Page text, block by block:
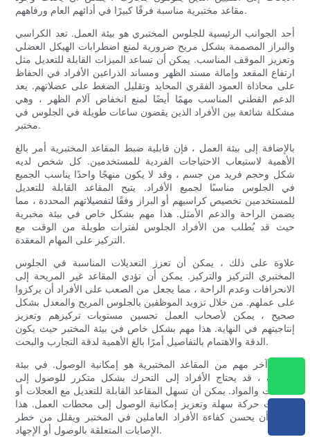
مقاعد مختبرية مناسبة فرقًا كبيرًا في أدائهم العام ورفاههم.
أحد الجوانب الرئيسية للجلوس المختبري هو بيئة العمل. تعد الكراسي
والبراز المصممة بشكل مريح ضرورية لمنع اضطرابات الهيكل العضلي
وتعزيز الموقف المناسب. يمكن أن تساعد الميزات القابلة للتعديل مثل
ارتفاع المقعد وإمالة مسند الظهر ومساند الذراعين الأفراد في الحفاظ
على محاذاة العمود الفقري المحايد وتقليل الضغط على عضلاتهم. يعد
الدعم القطني المناسب مهمًا أيضًا لمنع انخفاض آلام الظهر ، وهي
مشكلة شائعة بين الأفراد الذين يقضون ساعات طويلة في الجلوس في
مختبر.
بالإضافة إلى بيئة العمل ، فإن قابلية ضبط المقاعد المختبرية أمر بالغ
الأهمية لاستيعاب الاحتياجات الفردية للمستخدمين. كل شخص لديه
شكل وحجم فريد من جسم ، وقد لا يكون منهجًا واحدًا يناسب الجميع
في الجلوس مناسبًا لجميع الأفراد. يتيح المقاعد القابلة للتعديل
للمستخدمين تخصيص كراسيهم أو البراز وفقًا لتفضيلاتهم المحددة ، مما
يضمن الراحة والدعم الأمثل. هذا مهم بشكل خاص في بيئة مخبرية
حيث قد يُطلب من الأفراد الجلوس لفترات طويلة من الوقت مع
التركيز على المهام المعقدة.
علاوة على ذلك ، يمكن أن تعزز التعديلات المناسبة في الجلوس
المختبري التركيز والتركيز. يمكن أن تؤدي المقاعد غير المريحة إلى
الانحرافات وعدم الراحة ، مما يجعل من الصعب على الأفراد أن يركزوا
على عملهم. من خلال تزويد الموظفين بالجلوس المريح والمعدل بشكل
صحيح ، يمكن لأصحاب العمل تحسين مستويات تركيزهم وتعزيز
إنتاجيتهم في النهاية. هذا مهم بشكل خاص في بيئة المختبر حيث يكون
الدقة والاهتمام بالتفاصيل أمرًا بالغ الأهمية لدقة التجارب والبحث.
جانب آخر مهم من المقاعد المختبرية هو إمكانية الوصول. في بيئة
مخبرية ، قد يحتاج الأفراد إلى التحرك بشكل متكرر للوصول إلى
المعدات والمواد. يمكن أن تسهل المقاعد القابلة للتعديل مع العجلات أو
العجلات حركة سهلة وتعزيز إمكانية الوصول إلى محطات العمل. هذا
يمكن أن يحسن كفاءة الأفراد العاملين في المختبر ويقلل من خطر
الإصابات المتعلقة بالوصول أو الإجهاد.